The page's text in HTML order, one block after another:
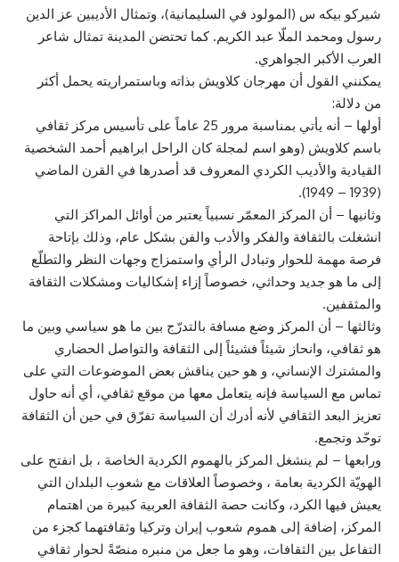
شيركو بيكه س (المولود في السليمانية)، وتمثال الأديبين عز الدين
رسول ومحمد الملّا عبد الكريم. كما تحتضن المدينة تمثال شاعر
العرب الأكبر الجواهري.
يمكنني القول أن مهرجان كلاويش بذاته وباستمراريته يحمل أكثر
من دلالة:
أولها – أنه يأتي بمناسبة مرور 25 عاماً على تأسيس مركز ثقافي
باسم كلاويش (وهو اسم لمجلة كان الراحل ابراهيم أحمد الشخصية
القيادية والأديب الكردي المعروف قد أصدرها في القرن الماضي
(1939 – 1949).
وثانيها – أن المركز المعمّر نسبياً يعتبر من أوائل المراكز التي
انشغلت بالثقافة والفكر والأدب والفن بشكل عام، وذلك بإتاحة
فرصة مهمة للحوار وتبادل الرأي واستمزاج وجهات النظر والتطلّع
إلى ما هو جديد وحداثي، خصوصاً إزاء إشكاليات ومشكلات الثقافة
والمثقفين.
وثالثها – أن المركز وضع مسافة بالتدرّج بين ما هو سياسي وبين ما
هو ثقافي، وانحاز شيئاً فشيئاً إلى الثقافة والتواصل الحضاري
والمشترك الإنساني، و هو حين يناقش بعض الموضوعات التي على
تماس مع السياسة فإنه يتعامل معها من موقع ثقافي، أي أنه حاول
تعزيز البعد الثقافي لأنه أدرك أن السياسة تفرّق في حين أن الثقافة
توحّد وتجمع.
ورابعها – لم ينشغل المركز بالهموم الكردية الخاصة ، بل انفتح على
الهويّة الكردية بعامة ، وخصوصاً العلاقات مع شعوب البلدان التي
يعيش فيها الكرد، وكانت حصة الثقافة العربية كبيرة من اهتمام
المركز، إضافة إلى هموم شعوب إيران وتركيا وثقافتهما كجزء من
التفاعل بين الثقافات، وهو ما جعل من منبره منصّةً لحوار ثقافي